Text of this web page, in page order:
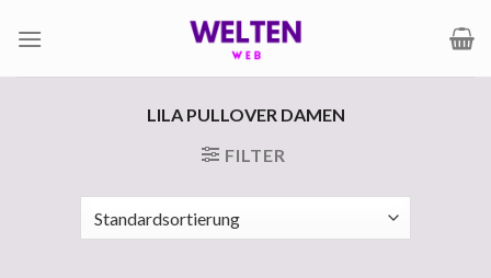
Inhalt
LILA PULLOVER DAMEN
FILTER